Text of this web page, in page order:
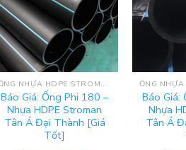
ỐNG NHỰA HDPE STROMAN
Báo Giá: Ống Phi 180 –
Nhựa HDPE Stroman
Tân Á Đại Thành [Giá
Tốt]
Báo Giá:
Nhựa
Tân Á